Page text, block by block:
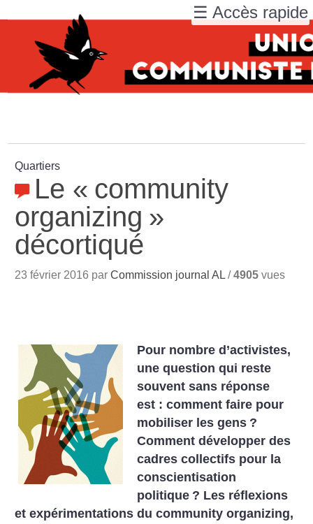
Quartiers
Le « community
organizing »
décortiqué
23 février 2016 parCommission journal AL /4905 vues
Pour nombre d’activistes,
une question qui reste
souvent sans réponse
est : comment faire pour
mobiliser les gens ?
Comment développer des
cadres collectifs pour la
conscientisation
politique ? Les réflexions
et expérimentations du community organizing,
☰ Accès rapide